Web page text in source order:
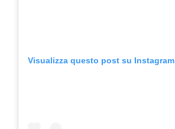
Visualizza questo post su Instagram